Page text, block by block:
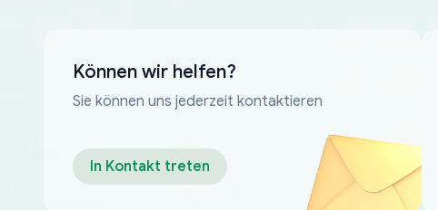
Können wir helfen?
Sie können uns jederzeit kontaktieren
In Kontakt treten